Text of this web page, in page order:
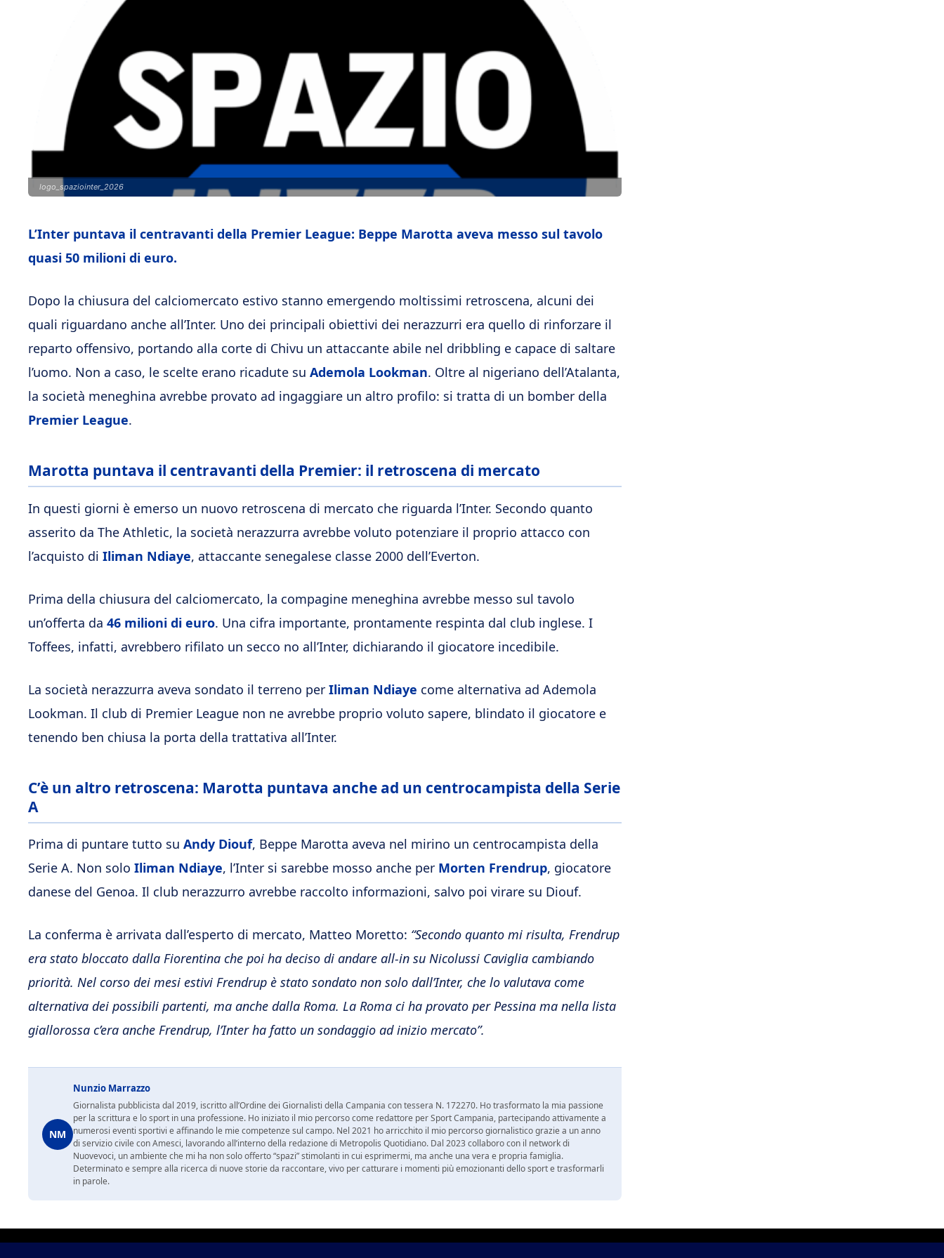
logo_spaziointer_2026
L’Inter puntava il centravanti della Premier League: Beppe Marotta aveva messo sul tavolo
quasi 50 milioni di euro.
Dopo la chiusura del calciomercato estivo stanno emergendo moltissimi retroscena, alcuni dei
quali riguardano anche all’Inter. Uno dei principali obiettivi dei nerazzurri era quello di rinforzare il
reparto offensivo, portando alla corte di Chivu un attaccante abile nel dribbling e capace di saltare
l’uomo. Non a caso, le scelte erano ricadute su Ademola Lookman. Oltre al nigeriano dell’Atalanta,
la società meneghina avrebbe provato ad ingaggiare un altro profilo: si tratta di un bomber della
Premier League.
Marotta puntava il centravanti della Premier: il retroscena di mercato
In questi giorni è emerso un nuovo retroscena di mercato che riguarda l’Inter. Secondo quanto
asserito da The Athletic, la società nerazzurra avrebbe voluto potenziare il proprio attacco con
l’acquisto di Iliman Ndiaye, attaccante senegalese classe 2000 dell’Everton.
Prima della chiusura del calciomercato, la compagine meneghina avrebbe messo sul tavolo
un’offerta da 46 milioni di euro. Una cifra importante, prontamente respinta dal club inglese. I
Toffees, infatti, avrebbero rifilato un secco no all’Inter, dichiarando il giocatore incedibile.
La società nerazzurra aveva sondato il terreno per Iliman Ndiaye come alternativa ad Ademola
Lookman. Il club di Premier League non ne avrebbe proprio voluto sapere, blindato il giocatore e
tenendo ben chiusa la porta della trattativa all’Inter.
C’è un altro retroscena: Marotta puntava anche ad un centrocampista della Serie
A
Prima di puntare tutto su Andy Diouf, Beppe Marotta aveva nel mirino un centrocampista della
Serie A. Non solo Iliman Ndiaye, l’Inter si sarebbe mosso anche per Morten Frendrup, giocatore
danese del Genoa. Il club nerazzurro avrebbe raccolto informazioni, salvo poi virare su Diouf.
La conferma è arrivata dall’esperto di mercato, Matteo Moretto: “Secondo quanto mi risulta, Frendrup
era stato bloccato dalla Fiorentina che poi ha deciso di andare all-in su Nicolussi Caviglia cambiando
priorità. Nel corso dei mesi estivi Frendrup è stato sondato non solo dall’Inter, che lo valutava come
alternativa dei possibili partenti, ma anche dalla Roma. La Roma ci ha provato per Pessina ma nella lista
giallorossa c’era anche Frendrup, l’Inter ha fatto un sondaggio ad inizio mercato”.
NM
Nunzio Marrazzo
Giornalista pubblicista dal 2019, iscritto all’Ordine dei Giornalisti della Campania con tessera N. 172270. Ho trasformato la mia passione
per la scrittura e lo sport in una professione. Ho iniziato il mio percorso come redattore per Sport Campania, partecipando attivamente a
numerosi eventi sportivi e affinando le mie competenze sul campo. Nel 2021 ho arricchito il mio percorso giornalistico grazie a un anno
di servizio civile con Amesci, lavorando all’interno della redazione di Metropolis Quotidiano. Dal 2023 collaboro con il network di
Nuovevoci, un ambiente che mi ha non solo offerto “spazi” stimolanti in cui esprimermi, ma anche una vera e propria famiglia.
Determinato e sempre alla ricerca di nuove storie da raccontare, vivo per catturare i momenti più emozionanti dello sport e trasformarli
in parole.